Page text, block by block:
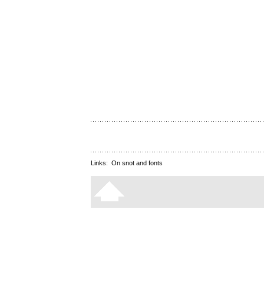
Links: On snot and fonts